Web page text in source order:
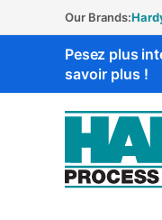
Our Brands:
Pesez plus
savoir plus !
Solutions